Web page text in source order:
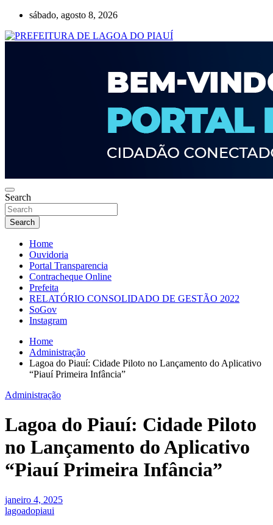
Skip
content
sábado, agosto 8, 2026
Search
Search
Home
Ouvidoria
Portal Transparencia
Contracheque Online
Prefeita
RELATÓRIO CONSOLIDADO DE GESTÃO 2022
SoGov
Instagram
Home
Administração
Lagoa do Piauí: Cidade Piloto no Lançamento do Aplicativo
“Piauí Primeira Infância”
Administração
Lagoa do Piauí: Cidade Piloto
no Lançamento do Aplicativo
“Piauí Primeira Infância”
janeiro 4, 2025
lagoadopiaui